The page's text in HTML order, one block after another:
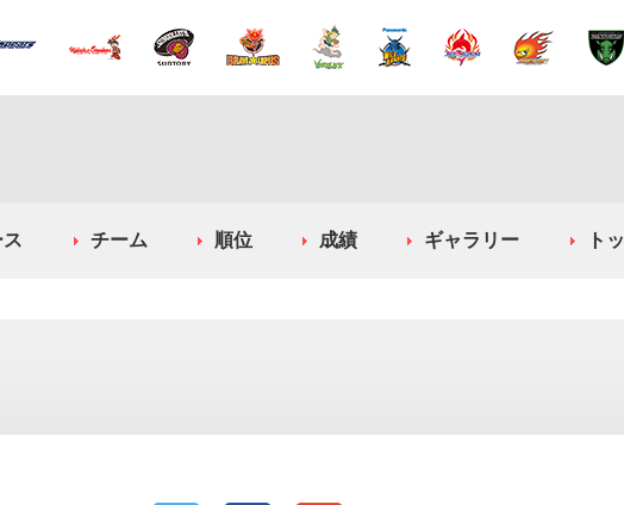
チーム 順位 成績 ギャラリー ト